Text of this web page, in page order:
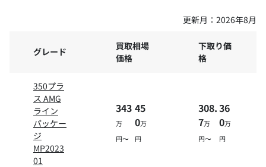
更新月： 2026年8月
グレード
買取相場
価格
下取り価
格
350プラ
ス AMG
ライン
パッケー
ジ
MP2023
01
343
万
円〜
45
0万
円
308.
7万
円〜
36
0万
円